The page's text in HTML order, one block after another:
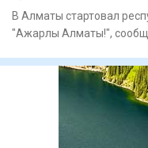
В Алматы стартовал
"Ажарлы Алматы!",